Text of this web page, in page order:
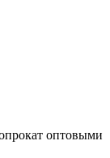
оптовыми